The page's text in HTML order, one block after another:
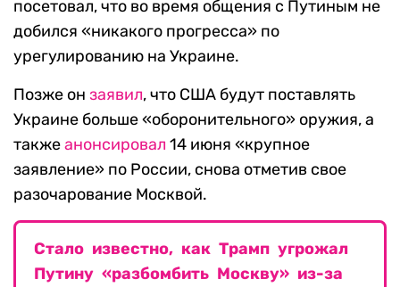
посетовал, что во время общения с Путиным не
добился «никакого прогресса» по
урегулированию на Украине.
Позже он заявил, что США будут поставлять
Украине больше «оборонительного» оружия, а
такжеанонсировал 14 июня «крупное
заявление» по России, снова отметив свое
разочарование Москвой.
Стало известно, как Трамп угрожал
Путину «разбомбить Москву» из-за